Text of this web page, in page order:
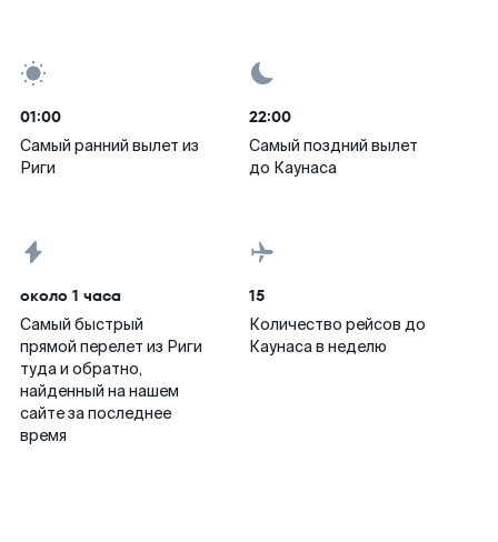
01:00
Самый ранний вылет из
Риги
22:00
Самый поздний вылет
до Каунаса
около 1 часа
Самый быстрый
прямой перелет из Риги
туда и обратно,
найденный на нашем
сайте за последнее
время
15
Количество рейсов до
Каунаса в неделю